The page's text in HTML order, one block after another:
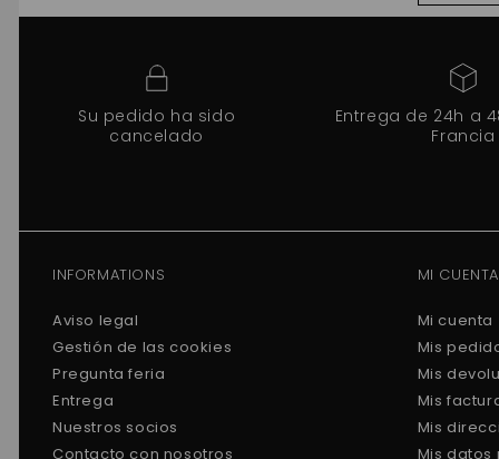
Su pedido ha sido
cancelado
Entrega de 24h a
Francia
INFORMATIONS
Aviso legal
Gestión de las cookies
Pregunta feria
Entrega
Nuestros socios
Contacto con nosotros
MI CUENTA
Mi cuenta
Mis
Mis
Mis
Mis
Mis datos